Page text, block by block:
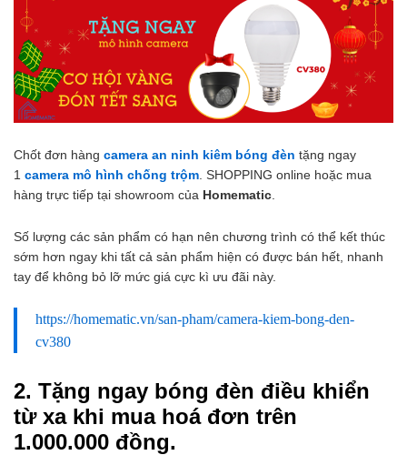
Chốt đơn hàng camera an ninh kiêm bóng đèn tặng ngay
1 camera mô hình chống trộm . SHOPPING online hoặc mua
hàng trực tiếp tại showroom của Homematic
Số lượng các sản phẩm có hạn nên chương trình có thể kết thúc
sớm hơn ngay khi tất cả sản phẩm hiện có được bán hết, nhanh
tay để không bỏ lỡ mức giá cực kì ưu đãi này.
https://homematic.vn/san-pham/camera-kiem-bong-den-
cv380
2. Tặng ngay bóng đèn điều khiển
từ xa khi mua hoá đơn trên
1.000.000 đồng.